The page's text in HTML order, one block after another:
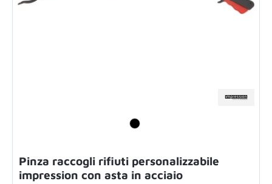
Pinza raccogli rifiuti personalizzabile
impression con asta in acciaio